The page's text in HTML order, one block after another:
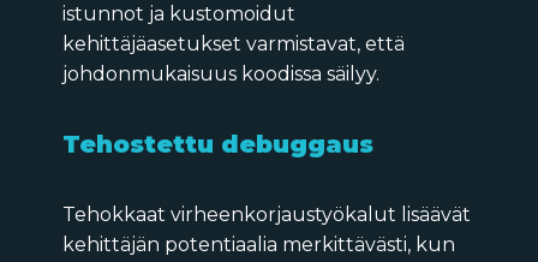
istunnot ja kustomoidut
kehittäjäasetukset varmistavat, että
johdonmukaisuus koodissa säilyy.
Tehostettu debuggaus
Tehokkaat virheenkorjaustyökalut lisäävät
kehittäjän potentiaalia merkittävästi, kun